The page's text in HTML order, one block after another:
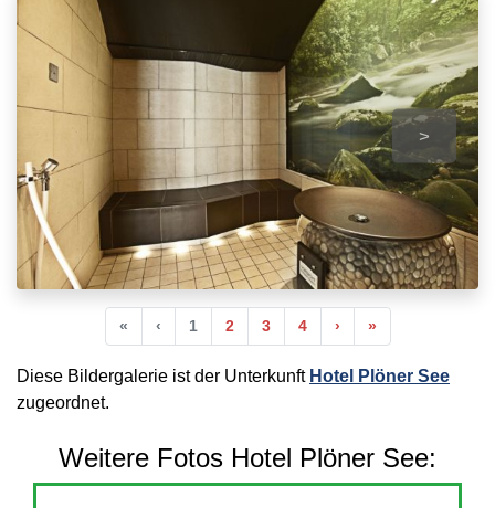
>
«Anfang
‹Vorherige
1 2 3 4 ›Nächste
»Ende
Diese Bildergalerie ist der Unterkunft Hotel Plöner See
zugeordnet.
Weitere Fotos Hotel Plöner See: